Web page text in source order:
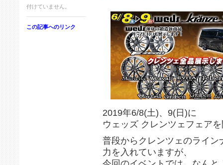
付けていません。
この記事へのリンク
2019年6/8(土)、9(日)に
ウェッズ クレンツェフェア
普段からクレンツェのライン
力を入れていますが、